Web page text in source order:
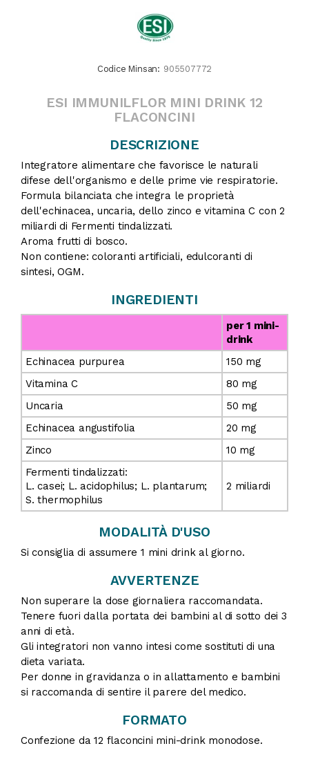
Codice Minsan: 905507772
ESI IMMUNILFLOR MINI DRINK 12
FLACONCINI
DESCRIZIONE
Integratore alimentare che favorisce le naturali
difese dell'organismo e delle prime vie respiratorie.
Formula bilanciata che integra le proprietà
dell'echinacea, uncaria, dello zinco e vitamina C con 2
miliardi di Fermenti tindalizzati.
Aroma frutti di bosco.
Non contiene: coloranti artificiali, edulcoranti di
sintesi, OGM.
INGREDIENTI
per 1 mini-
drink
Echinacea purpurea
150 mg
Vitamina C
80 mg
Uncaria
50 mg
Echinacea angustifolia
20 mg
Zinco
10 mg
Fermenti tindalizzati:
L. casei; L. acidophilus; L. plantarum;
S. thermophilus
2 miliardi
MODALITÀ D'USO
Si consiglia di assumere 1 mini drink al giorno.
AVVERTENZE
Non superare la dose giornaliera raccomandata.
Tenere fuori dalla portata dei bambini al di sotto dei 3
anni di età.
Gli integratori non vanno intesi come sostituti di una
dieta variata.
Per donne in gravidanza o in allattamento e bambini
si raccomanda di sentire il parere del medico.
FORMATO
Confezione da 12 flaconcini mini-drink monodose.